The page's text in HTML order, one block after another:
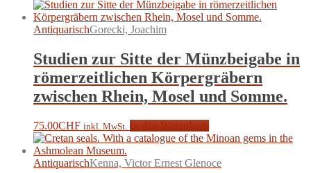
AntiquarischGorecki, Joachim
Studien zur Sitte der Münzbeigabe in
römerzeitlichen Körpergräbern
zwischen Rhein, Mosel und Somme.
75.00CHF inkl. MwSt.
AntiquarischKenna, Victor Ernest Glenoce